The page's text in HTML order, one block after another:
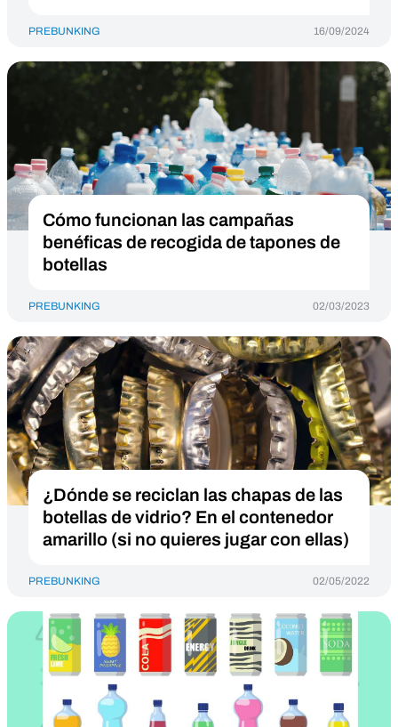
PREBUNKING 16/09/2024
Cómo funcionan las campañas
benéficas de recogida de tapones de
botellas
PREBUNKING 02/03/2023
¿Dónde se reciclan las chapas de las
botellas de vidrio? En el contenedor
amarillo (si no quieres jugar con ellas)
PREBUNKING 02/05/2022